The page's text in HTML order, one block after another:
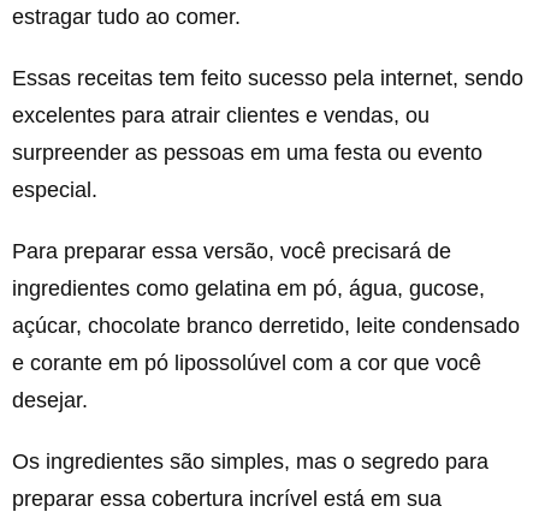
estragar tudo ao comer.
Essas receitas tem feito sucesso pela internet, sendo
excelentes para atrair clientes e vendas, ou
surpreender as pessoas em uma festa ou evento
especial.
Para preparar essa versão, você precisará de
ingredientes como gelatina em pó, água, gucose,
açúcar, chocolate branco derretido, leite condensado
e corante em pó lipossolúvel com a cor que você
desejar.
Os ingredientes são simples, mas o segredo para
preparar essa cobertura incrível está em sua